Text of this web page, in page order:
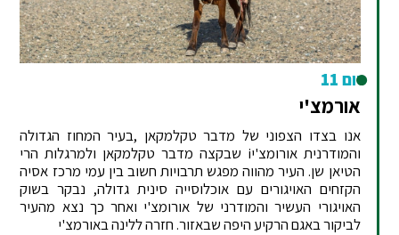
יום 11
אורמצ'י
אנו בצדו הצפוני של מדבר טקלמקאן ,בעיר המחוז הגדולה
והמודרנית אורומצ'יi שבקצה מדבר טקלמקאן ולמרגלות הרי
הטיאן שן. העיר מהווה מפגש תרבויות חשוב בין עמי מרכז אסיה
הקזחים האויגורים עם אוכלוסייה סינית גדולה, נבקר בשוק
האויגורי העשיר והמודרני של אורומצ'י ואחר כך נצא מהעיר
לביקור באגם הרקיע היפה שבאזור. חזרה ללינה באורמצ'י